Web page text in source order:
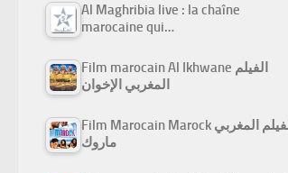
Al Maghribia live : la chaîne
marocaine qui…
Film marocain Al Ikhwane الفيلم
المغربي الإخوان
Film Marocain Marock الفيلم المغربي
ماروك